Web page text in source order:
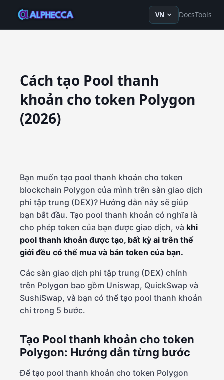
enru fr ko detrzh-Hans
VN DocsTools
Cách tạo Pool thanh
khoản cho token Polygon
(2026)
Bạn muốn tạo pool thanh khoản cho token
blockchain Polygon của mình trên sàn giao dịch
phi tập trung (DEX)? Hướng dẫn này sẽ giúp
bạn bắt đầu. Tạo pool thanh khoản có nghĩa là
cho phép token của bạn được giao dịch, và khi
pool thanh khoản được tạo, bất kỳ ai trên thế
giới đều có thể mua và bán token của bạn.
Các sàn giao dịch phi tập trung (DEX) chính
trên Polygon bao gồm Uniswap, QuickSwap và
SushiSwap, và bạn có thể tạo pool thanh khoản
chỉ trong 5 bước.
Tạo Pool thanh khoản cho token
Polygon: Hướng dẫn từng bước
Để tạo pool thanh khoản cho token Polygon